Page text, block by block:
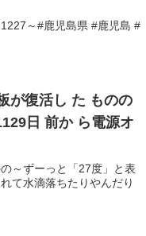
～#鹿児島県 #鹿児島 #
が復活し た ものの
日 前か ら電源オ
～ずーっと「27度」と表
て水滴落ちたりやんだり